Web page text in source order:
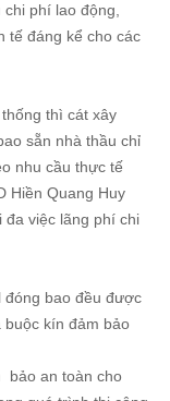
phí lao động,
tế đáng kể cho các
thì cát xây
sẵn nhà thầu chỉ
nhu cầu thực tế
Hiền Quang Huy
đa việc lãng phí chi
đóng bao đều được
buộc kín đảm bảo
bảo an toàn cho